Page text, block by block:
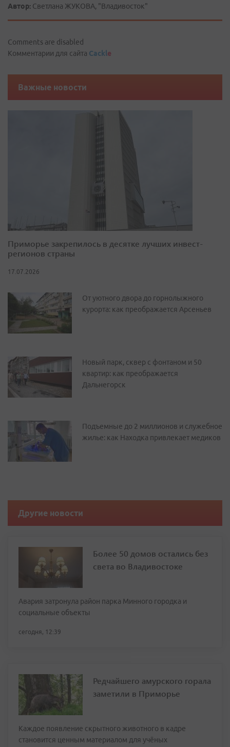
Автор: Светлана ЖУКОВА, "Владивосток"
Comments are disabled
Комментарии для сайта Cackle
Важные новости
Приморье закрепилось в десятке лучших инвест-
регионов страны
17.07.2026
От уютного двора до горнолыжного
курорта: как преображается Арсеньев
Новый парк, сквер с фонтаном и 50
квартир: как преображается
Дальнегорск
Подъемные до 2 миллионов и служебное
жилье: как Находка привлекает медиков
Другие новости
Более 50 домов остались без
света во Владивостоке
Авария затронула район парка Минного городка и
социальные объекты
сегодня, 12:39
Редчайшего амурского горала
заметили в Приморье
Каждое появление скрытного животного в кадре
становится ценным материалом для учёных